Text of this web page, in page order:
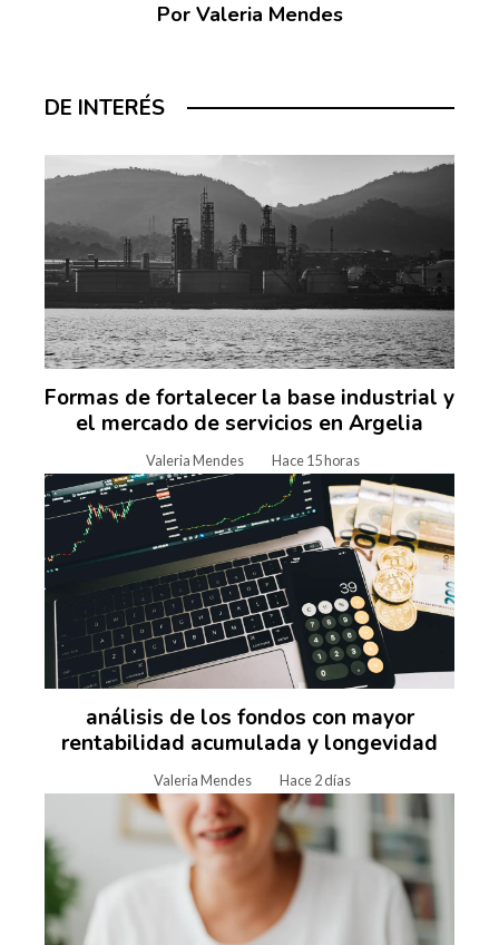
Por Valeria Mendes
DE INTERÉS
Formas de fortalecer la base industrial y
el mercado de servicios en Argelia
Valeria Mendes Hace 15 horas
análisis de los fondos con mayor
rentabilidad acumulada y longevidad
Valeria Mendes Hace 2 días